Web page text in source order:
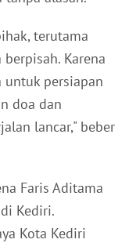
terutama
Karena
untuk persiapan
doa dan
lancar," beber
Faris Aditama
Kediri.
Kota Kediri